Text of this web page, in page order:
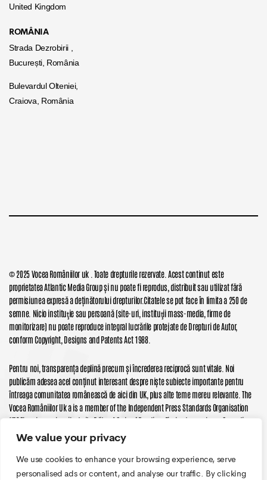
We value your privacy
We use cookies to enhance your browsing experience, serve
personalised ads or content, and analyse our traffic. By clicking
United Kingdom
ROMÂNIA
Strada Dezrobirii ,
București, România
Bulevardul Olteniei,
Craiova, România
© 2025 Vocea Româniilor uk . Toate drepturile rezervate. Acest continut este
proprietatea Atlantic Media Group și nu poate fi reprodus, distribuit sau utilizat fără
permisiunea expresă a deținătorului drepturilor.Citatele se pot face în limita a 250 de
semne. Nicio instituţie sau persoană (site-uri, instituţii mass-media, firme de
monitorizare) nu poate reproduce integral lucrările protejate de Drepturi de Autor,
conform Copyright, Designs and Patents Act 1988.
Pentru noi, transparența deplină precum și încrederea reciprocă sunt vitale. Noi
publicăm adesea acel conținut interesant despre niște subiecte importante pentru
întreaga comunitatea românească de aici din UK, plus alte teme mereu relevante. The
Vocea Româniilor Uk a is a member of the Independent Press Standards Organisation
(IPSO) and we subscribe to its Editors’ Code of Practice. Find out more here. Corrections
and Clarifications here. All prices subject to applicable local taxes DISCLAIMER: We make
great efforts to maintain reliable data on all offers presented. However, this data is
provided without warranty. Users should always check the provider’s official website for
current terms and details.